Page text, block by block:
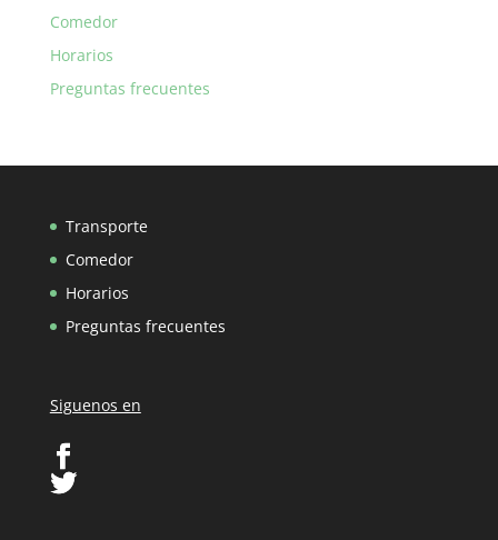
Comedor
Horarios
Preguntas frecuentes
Transporte
Comedor
Horarios
Preguntas frecuentes
Siguenos en